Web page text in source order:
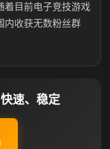
着目前电子竞技游戏
内收获无数粉丝群
速、稳定